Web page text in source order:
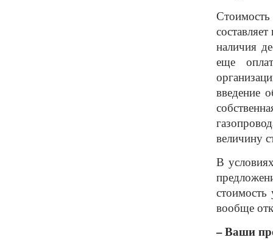
наличия
еще
введение
величину
В
вообще
– Ваши